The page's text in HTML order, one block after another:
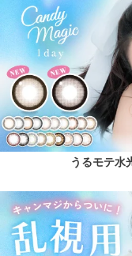
うるモテ水